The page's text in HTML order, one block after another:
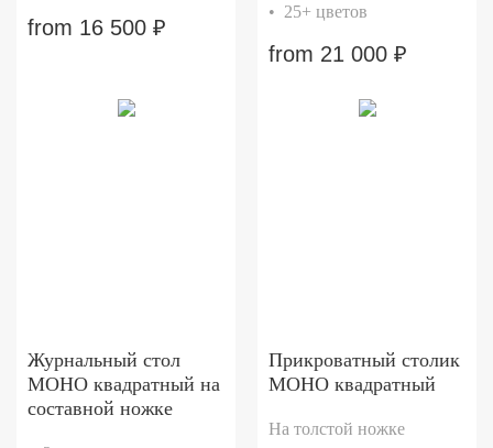
from 16 500 ₽
• 25+ цветов
from 21 000 ₽
Журнальный стол
МОНО квадратный на
составной ножке
Прикроватный столик
МОНО квадратный
На толстой ножке